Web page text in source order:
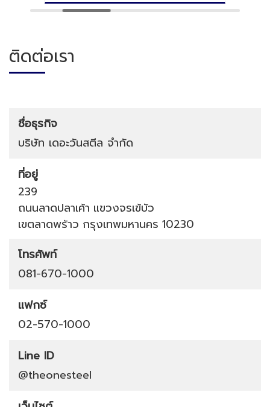
ติดต่อเรา
ชื่อธุรกิจ
บริษัท เดอะวันสตีล จำกัด
ที่อยู่
239
ถนนลาดปลาเค้า แขวงจรเข้บัว
เขตลาดพร้าว กรุงเทพมหานคร 10230
โทรศัพท์
081-670-1000
แฟกซ์
02-570-1000
Line ID
@theonesteel